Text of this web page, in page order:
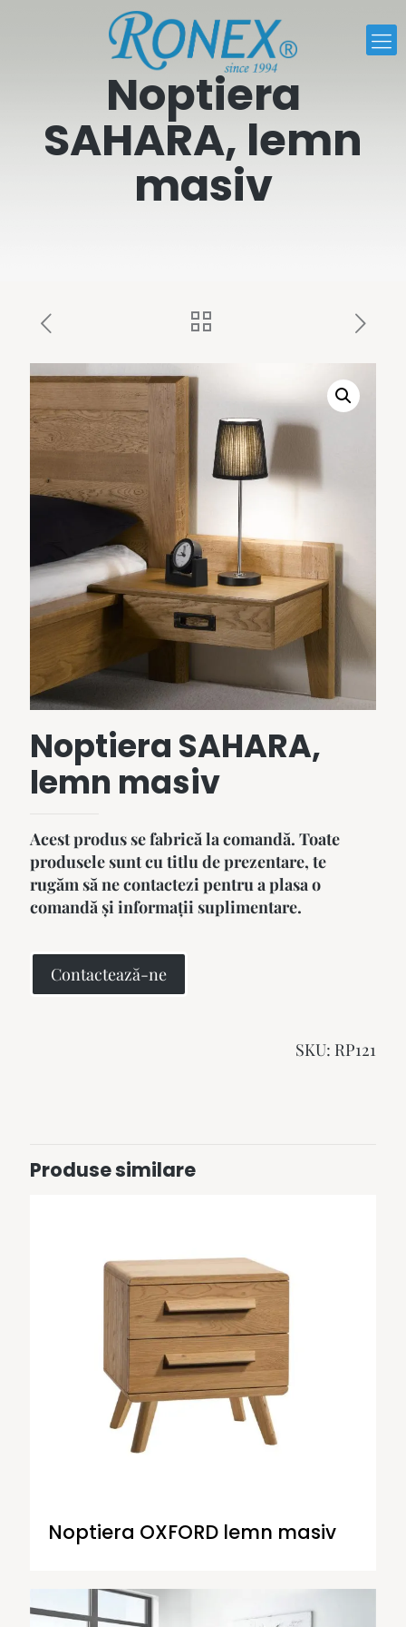
Noptiera
SAHARA, lemn
masiv
Noptiera SAHARA,
lemn masiv
Acest produs se fabrică la comandă. Toate
produsele sunt cu titlu de prezentare, te
rugăm să ne contactezi pentru a plasa o
comandă și informații suplimentare.
Contactează-ne
SKU: RP121
Produse similare
Noptiera OXFORD lemn masiv